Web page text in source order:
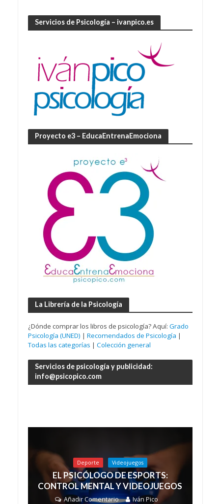
Servicios de Psicología – ivanpico.es
Proyecto e3 – EducaEntrenaEmociona
La Librería de la Psicología
¿Dónde comprar los libros de psicología? Aquí: Grado
Psicología (UNED) | Recomendados de Psicología |
Todas las categorías | Colección general
Servicios de psicología y publicidad:
info@psicopico.com
Deporte Videojuegos
EL PSICÓLOGO DE ESPORTS:
CONTROL MENTAL Y VIDEOJUEGOS
Añadir Comentario Iván Pico